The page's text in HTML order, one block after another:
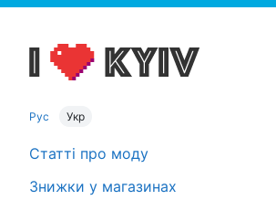
Рус Укр
Статті про моду
Знижки у магазинах